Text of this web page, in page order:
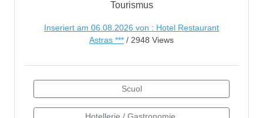
Tourismus
Inseriert am 06.08.2026 von : Hotel Restaurant
Astras *** / 2948 Views